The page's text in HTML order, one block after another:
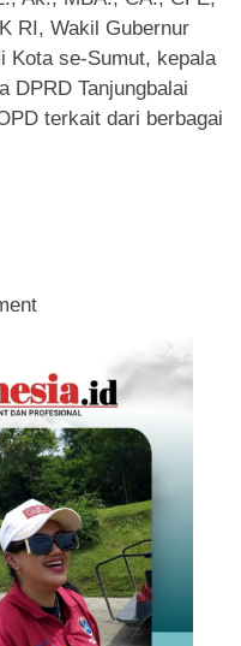
RI, Wakil Gubernur
Kota se-Sumut, kepala
DPRD Tanjungbalai
terkait dari berbagai